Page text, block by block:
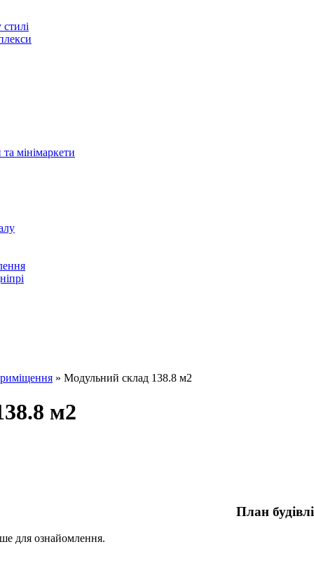
мінімаркети
» Модульний склад 138.8 м2
м2
План будівлі
для ознайомлення.